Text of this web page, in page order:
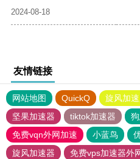
2024-08-18
友情链接
网站地图 QuickQ 旋风加
坚果加速器
tiktok加速器
免费vqn外网加速
小蓝鸟
旋风加速器
免费vps加速器外